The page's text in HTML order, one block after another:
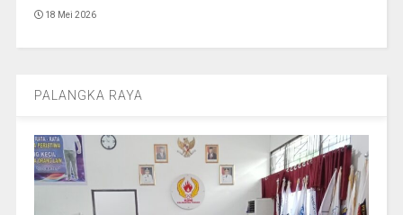
18 Mei 2026
PALANGKA RAYA